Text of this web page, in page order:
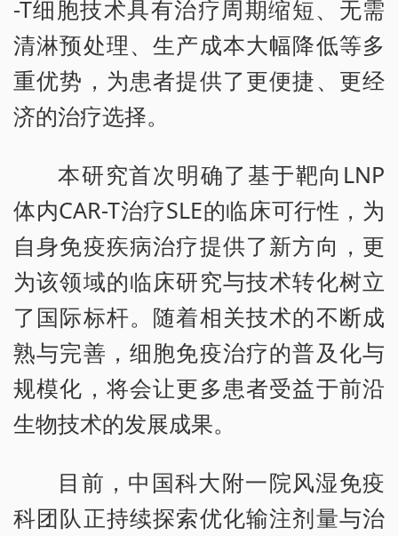
-T细胞技术具有治疗周期缩短、无需
清淋预处理、生产成本大幅降低等多
重优势，为患者提供了更便捷、更经
济的治疗选择。
本研究首次明确了基于靶向LNP
体内CAR-T治疗SLE的临床可行性，为
自身免疫疾病治疗提供了新方向，更
为该领域的临床研究与技术转化树立
了国际标杆。随着相关技术的不断成
熟与完善，细胞免疫治疗的普及化与
规模化，将会让更多患者受益于前沿
生物技术的发展成果。
目前，中国科大附一院风湿免疫
科团队正持续探索优化输注剂量与治